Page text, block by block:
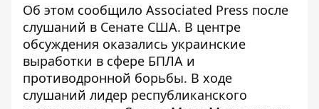
Об этом сообщило Associated Press после
слушаний в Сенате США. В центре
обсуждения оказались украинские
выработки в сфере БПЛА и
противодронной борьбы. В ходе
слушаний лидер республиканского